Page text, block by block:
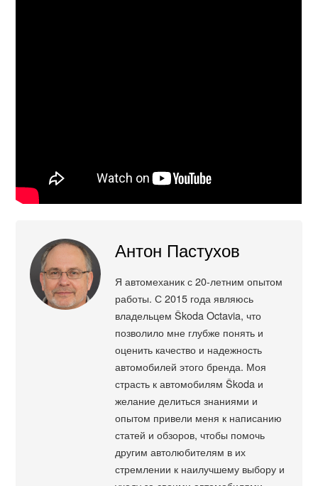
Антон Пастухов
Я автомеханик с 20-летним опытом
работы. С 2015 года являюсь
владельцем Škoda Octavia, что
позволило мне глубже понять и
оценить качество и надежность
автомобилей этого бренда. Моя
страсть к автомобилям Škoda и
желание делиться знаниями и
опытом привели меня к написанию
статей и обзоров, чтобы помочь
другим автолюбителям в их
стремлении к наилучшему выбору и